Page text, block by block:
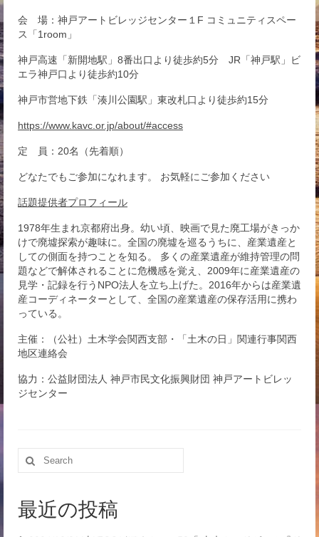
会 場：神戸アートビレッジセンター１F コミュニティスペー
ス「1room」
神戸高速「新開地駅」8番出口より徒歩約5分 JR「神戸駅」ビ
エラ神戸口より徒歩約10分
神戸市営地下鉄「湊川公園駅」東改札口より徒歩約15分
https://www.kavc.or.jp/about/#access
定 員：20名（先着順）
どなたでもご参加になれます。 お気軽にご参加ください
話題提供者プロフィール
1978年生まれ京都府出身。幼い頃、映画で見た廃工場がきっか
けで廃墟探索が趣味に。全国の廃墟を巡るうちに、産業遺産と
しての側面を持つことを知る。 多くの産業遺産が維持管理の問
題などで解体されることに危機感を覚え、2009年に産業遺産の
見学・記録を行うNPO法人を立ち上げた。2016年からは産業遺
産コーディネーターとして、全国の産業遺産の保存活用に携わ
っている。
主催：（公社）土木学会関西支部・「土木の日」関連行事関西
地区連絡会
協力：公益財団法人 神戸市民文化振興財団 神戸アートビレッ
ジセンター
Search
for:
最近の投稿